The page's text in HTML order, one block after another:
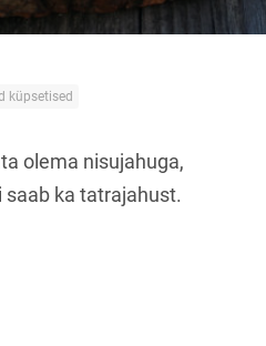
küpsetised
olema nisujahuga,
ka tatrajahust.